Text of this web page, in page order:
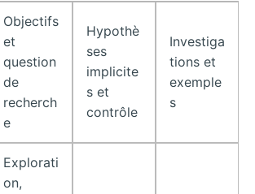
Objectifs
et
question
de
recherch
e
Hypothè
ses
implicite
s et
contrôle
Investiga
tions et
exemple
s
Explorati
on,